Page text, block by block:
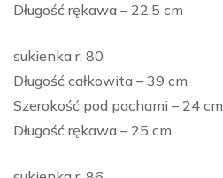
Długość rękawa – 22,5 cm
sukienka r. 80
Długość całkowita – 39 cm
Szerokość pod pachami – 24 cm
Długość rękawa – 25 cm